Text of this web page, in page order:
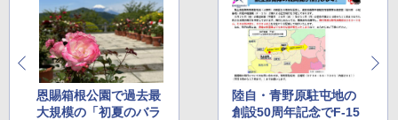
恩賜箱根公園で過去最
大規模の「初夏のバラ
陸自・青野原駐屯地の
創設50周年記念でF-15